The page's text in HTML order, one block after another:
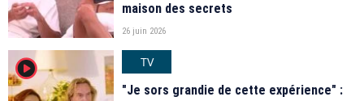
maison des secrets
26 juin 2026
player2
TV
"Je sors grandie de cette expérience" :